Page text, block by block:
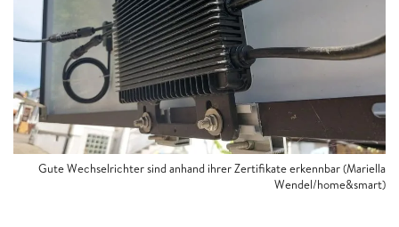
Gute Wechselrichter sind anhand ihrer Zertifikate erkennbar (Mariella
Wendel/home&smart)